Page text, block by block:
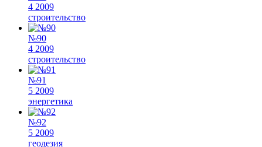
4 2009
строительство
№90
4 2009
строительство
№91
5 2009
энергетика
№92
5 2009
геодезия